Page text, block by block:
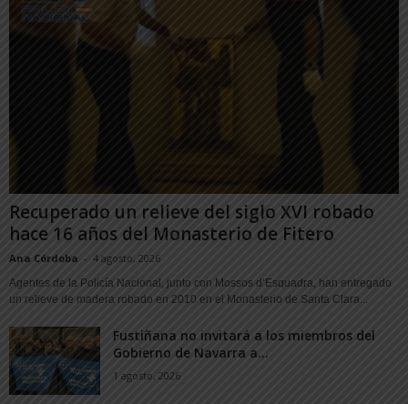
Recuperado un relieve del siglo XVI robado
hace 16 años del Monasterio de Fitero
Ana Córdoba - 4 agosto, 2026
Agentes de la Policía Nacional, junto con Mossos d’Esquadra, han entregado
un relieve de madera robado en 2010 en el Monasterio de Santa Clara...
Fustiñana no invitará a los miembros del
Gobierno de Navarra a...
1 agosto, 2026